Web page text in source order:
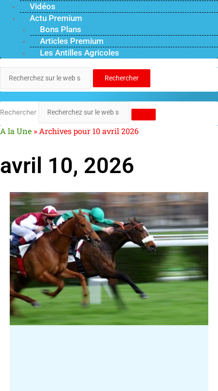
Vidéos
Actu Premium
Bons Plans
Articles Premium
Les Antilles Agricoles
Rechercher
Rechercher
A la Une »Archives pour 10 avril 2026
avril 10, 2026